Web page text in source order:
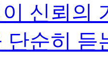
신뢰의
단순히 듣